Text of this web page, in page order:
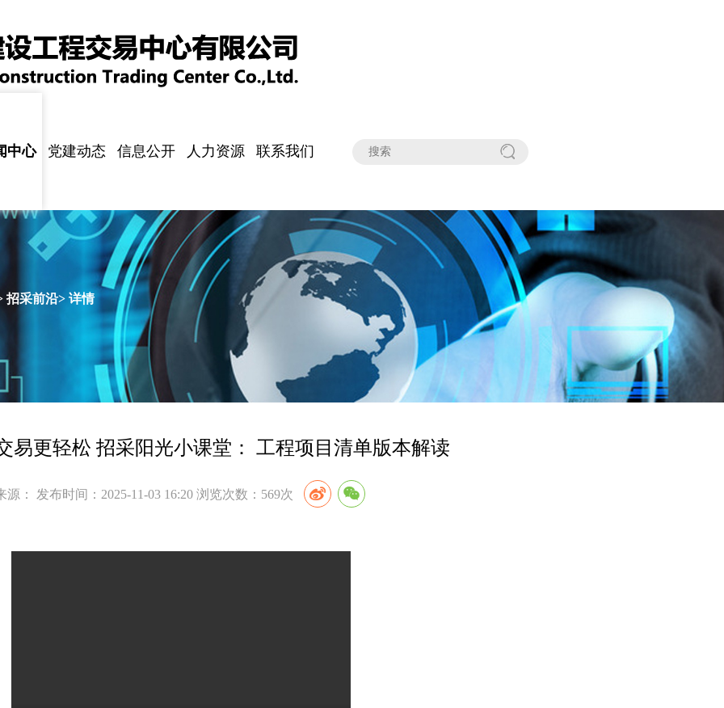
中心
要闻
公告
动态
前沿
党建动态
党建工作
纪检监察
信息公开
公开制度
人事信息
人力资源
社会招聘
培训发展
员工风采
联系我们
招采前沿> 详情
易更轻松 招采阳光小课堂： 工程项目清单版本解读
源： 发布时间：2025-11-03 16:20 浏览次数：569次